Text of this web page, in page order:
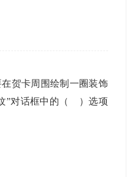
贺卡周围绘制一圈装饰
”对话框中的（ ）选项